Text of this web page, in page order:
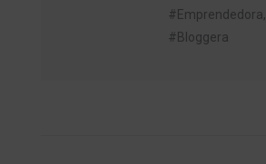
#Emprendedora,
#Bloggera